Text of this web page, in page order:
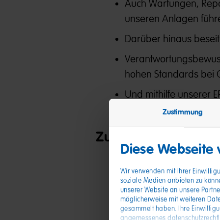
Zustimmung
Diese
Wir verwenden mit Ihrer
soziale Medien anbieten zu
unserer Website an unsere
möglicherweise mit weiteren
gesammelt haben. Ihre
angemessenes
Auch Wartungen,
unseren Anlagen
Darüber hinaus
hohen Standards bei
Und mithilfe unserer
Zutaten, die Sie
Berufserfahrung in
Eine abgeschlossene
Beruf, z. B. als
Konditor:in,